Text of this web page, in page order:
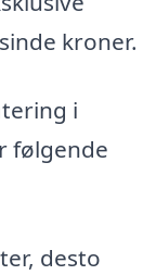
kroner.
i
følgende
desto